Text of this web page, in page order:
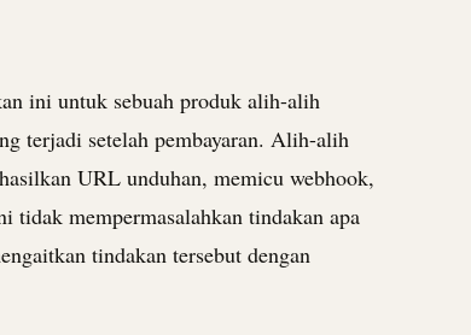
ini untuk sebuah produk alih-alih
terjadi setelah pembayaran. Alih-alih
URL unduhan, memicu webhook,
tidak mempermasalahkan tindakan apa
tindakan tersebut dengan